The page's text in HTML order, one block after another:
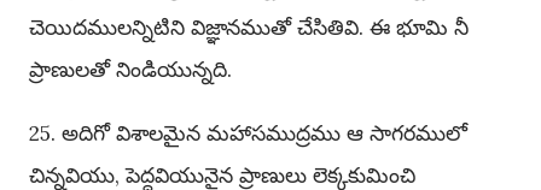
చెయిదములన్నిటిని విజ్ఞానముతో చేసితివి. ఈ భూమి నీ
ప్రాణులతో నిండియున్నది.
25. అదిగో విశాలమైన మహాసముద్రము ఆ సాగరములో
చిన్నవియు, పెద్దవియునైన ప్రాణులు లెక్కకుమించి